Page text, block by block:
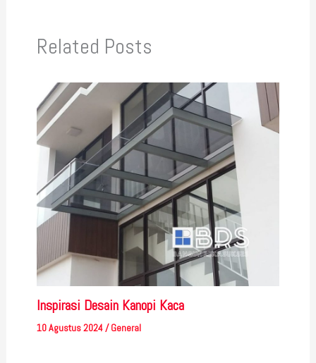
Related Posts
Inspirasi Desain Kanopi Kaca
10 Agustus 2024/General